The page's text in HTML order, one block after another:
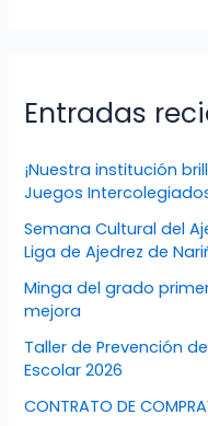
Entradas
¡Nuestra institución
Juegos
Semana Cultural del
Liga de Ajedrez de
Minga del grado
mejora
Taller de Prevención
Escolar 2026
CONTRATO DE